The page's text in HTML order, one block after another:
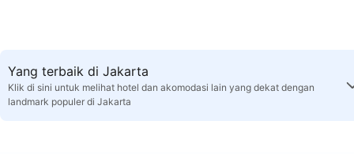
Yang terbaik di Jakarta
Klik di sini untuk melihat hotel dan akomodasi lain yang dekat dengan
landmark populer di Jakarta